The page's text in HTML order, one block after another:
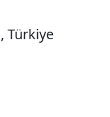
Türkiye